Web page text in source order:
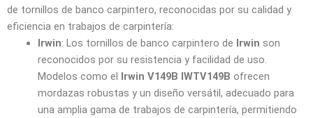
de tornillos de banco carpintero, reconocidas por su calidad y
eficiencia en trabajos de carpintería:
Irwin: Los tornillos de banco carpintero de Irwin son
reconocidos por su resistencia y facilidad de uso.
Modelos como el Irwin V149B IWTV149B ofrecen
mordazas robustas y un diseño versátil, adecuado para
una amplia gama de trabajos de carpintería, permitiendo